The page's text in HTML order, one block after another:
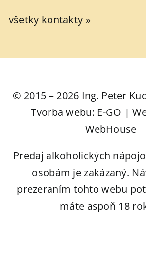
všetky kontakty »
© 2015 – 2026 Ing. Peter
Tvorba webu: E-GO |
WebHouse
Predaj alkoholických
osobám je zakázaný.
prezeraním tohto webu
máte aspoň 18